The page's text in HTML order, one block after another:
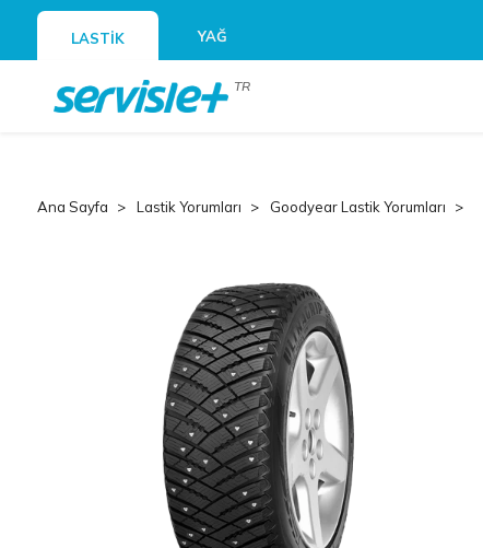
LASTİK YAĞ
TR
Ana Sayfa Lastik Yorumları Goodyear Lastik Yorumları